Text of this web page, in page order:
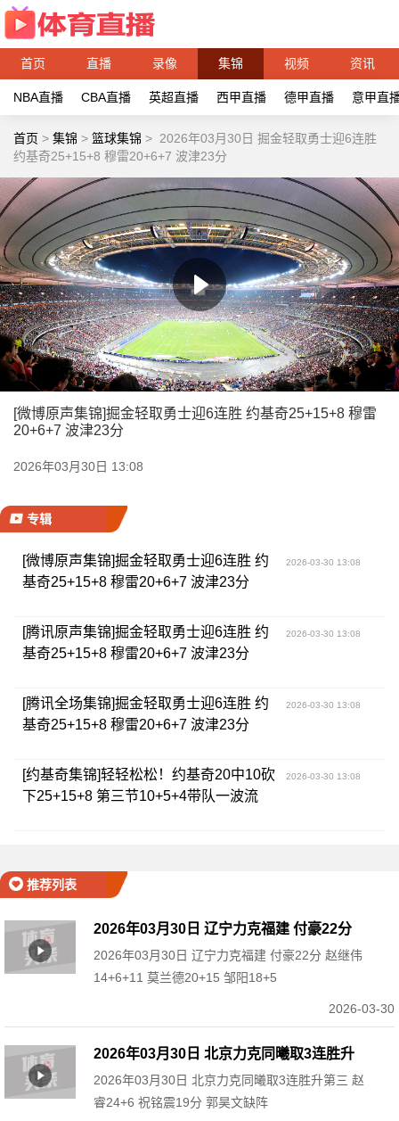
首页 直播 录像 集锦 视频 资讯
NBA直播 CBA直播 英超直播 西甲直播 德甲直播 意甲直
首页 > 集锦 > 篮球集锦 > 2026年03月30日 掘金轻取勇士迎6连胜
约基奇25+15+8 穆雷20+6+7 波津23分
[微博原声集锦]掘金轻取勇士迎6连胜 约基奇25+15+8 穆雷
20+6+7 波津23分
2026年03月30日 13:08
专辑
[微博原声集锦]掘金轻取勇士迎6连胜 约
基奇25+15+8 穆雷20+6+7 波津23分
2026-03-30 13:08
[腾讯原声集锦]掘金轻取勇士迎6连胜 约
基奇25+15+8 穆雷20+6+7 波津23分
2026-03-30 13:08
[腾讯全场集锦]掘金轻取勇士迎6连胜 约
基奇25+15+8 穆雷20+6+7 波津23分
2026-03-30 13:08
[约基奇集锦]轻轻松松！约基奇20中10砍
下25+15+8 第三节10+5+4带队一波流
2026-03-30 13:08
推荐列表
2026年03月30日 辽宁力克福建 付豪22分
赵继伟14+6+11 莫兰德20+15 邹阳18+5
2026年03月30日 辽宁力克福建 付豪22分 赵继伟
14+6+11 莫兰德20+15 邹阳18+5
2026-03-30
2026年03月30日 北京力克同曦取3连胜升
第三 赵睿24+6 祝铭震19分 郭昊文缺阵
2026年03月30日 北京力克同曦取3连胜升第三 赵
睿24+6 祝铭震19分 郭昊文缺阵